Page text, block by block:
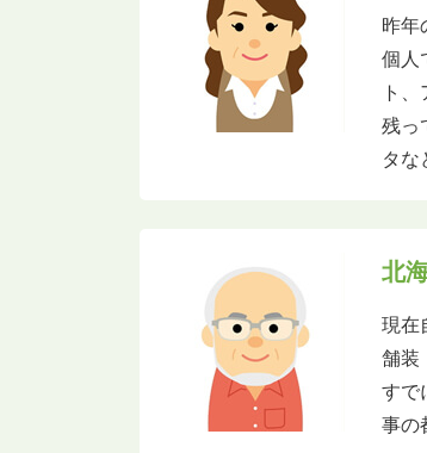
昨年
個人
ト
残っ
タな
北
現在
舗装
すで
事の